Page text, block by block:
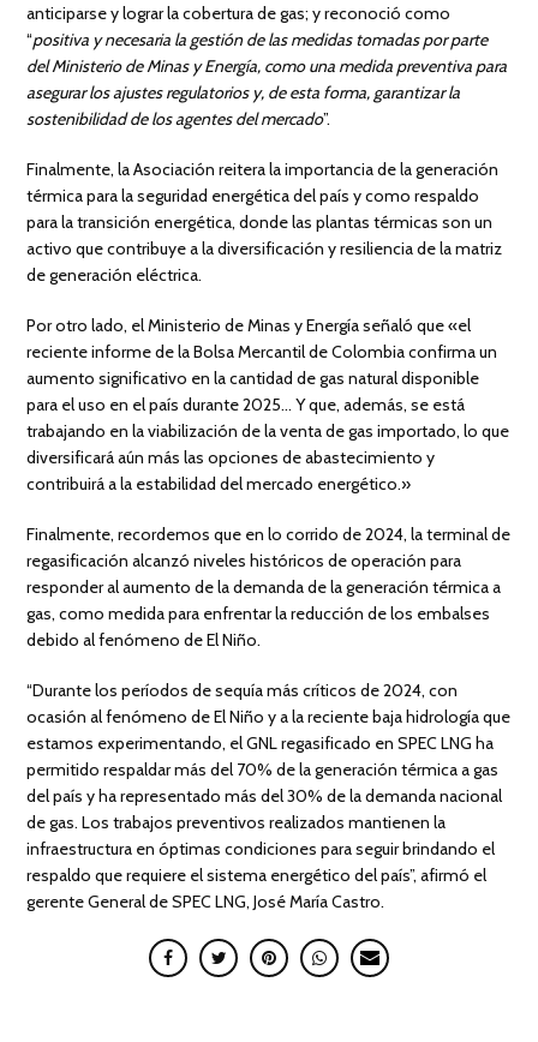
anticiparse y lograr la cobertura de gas; y reconoció como
“positiva y necesaria la gestión delas medidas tomadas por parte
del Ministerio de Minas y Energía, como una medida preventiva para
asegurar los ajustes regulatorios y, de esta forma, garantizar la
sostenibilidad de los agentes del mercado”.
Finalmente, la Asociación reitera la importancia de la generación
térmica para la seguridad energética del país y como respaldo
para la transición energética, donde las plantas térmicas son un
activo que contribuye a la diversificación y resiliencia de la matriz
de generación eléctrica.
Por otro lado, el Ministerio de Minas y Energía señaló que «el
reciente informe de la Bolsa Mercantil de Colombia confirma un
aumento significativo en la cantidad de gas natural disponible
para el uso en el país durante 2025… Y que, además, se está
trabajando en la viabilización de la venta de gas importado, lo que
diversificará aún más las opciones de abastecimiento y
contribuirá a la estabilidad del mercado energético.»
Finalmente, recordemos que en lo corrido de 2024, la terminal de
regasificación alcanzó niveles históricos de operación para
responder al aumento de la demanda de la generación térmica a
gas, como medida para enfrentar la reducción de los embalses
debido al fenómeno de El Niño.
“Durante los períodos de sequía más críticos de 2024, con
ocasión al fenómeno de El Niño y a la reciente baja hidrología que
estamos experimentando, el GNL regasificado en SPEC LNG ha
permitido respaldar más del 70% de la generación térmica a gas
del país y ha representado más del 30% de la demanda nacional
de gas. Los trabajos preventivos realizados mantienen la
infraestructura en óptimas condiciones para seguir brindando el
respaldo que requiere el sistema energético del país”, afirmó el
gerente General de SPEC LNG, José María Castro.